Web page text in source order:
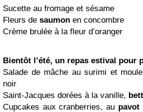
Sucette au fromage et sésame
Fleurs de saumon en concombre
Crème brulée à la fleur d’oranger
Bientôt l’été, un repas estival pour
Salade de mâche au surimi et
noir
Saint-Jacques dorées à la vanille,
Cupcakes aux cranberries, au pavot